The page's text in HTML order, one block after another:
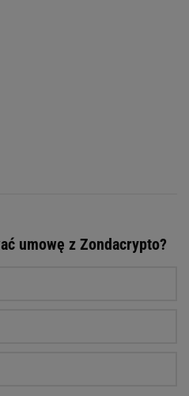
umowę z Zondacrypto?